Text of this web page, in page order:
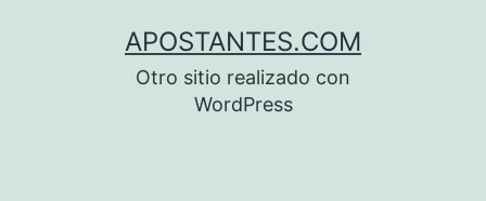
APOSTANTES.COM
Otro sitio realizado con
WordPress